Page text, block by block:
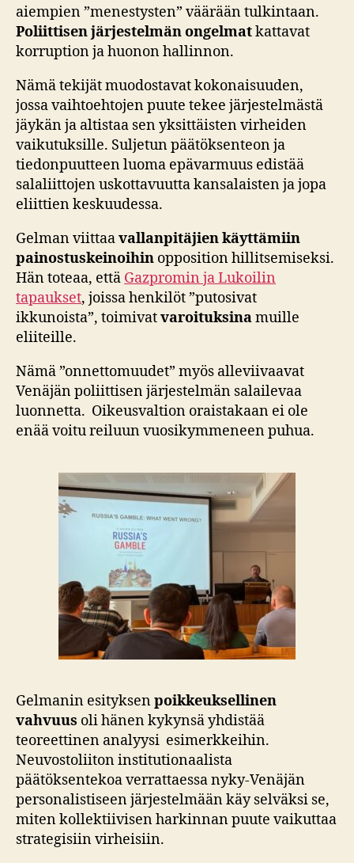
aiempien ”menestysten” väärään tulkintaan.
Poliittisen järjestelmän ongelmatkattavat
korruption ja huonon hallinnon.
Nämä tekijät muodostavat kokonaisuuden,
jossa vaihtoehtojen puute tekee järjestelmästä
jäykän ja altistaa sen yksittäisten virheiden
vaikutuksille. Suljetun päätöksenteon ja
tiedonpuutteen luoma epävarmuus edistää
salaliittojen uskottavuutta kansalaisten ja jopa
eliittien keskuudessa.
Gelman viittaavallanpitäjien käyttämiin
painostuskeinoihin opposition hillitsemiseksi.
Hän toteaa, että Gazpromin ja Lukoilin
tapaukset, joissa henkilöt ”putosivat
ikkunoista”, toimivatvaroituksinamuille
eliiteille.
Nämä ”onnettomuudet” myös alleviivaavat
Venäjän poliittisen järjestelmän salailevaa
luonnetta. Oikeusvaltion oraistakaan ei ole
enää voitu reiluun vuosikymmeneen puhua.
Gelmanin esityksenpoikkeuksellinen
vahvuus oli hänen kykynsä yhdistää
teoreettinen analyysi esimerkkeihin.
Neuvostoliiton institutionaalista
päätöksentekoa verrattaessa nyky-Venäjän
personalistiseen järjestelmään käy selväksi se,
miten kollektiivisen harkinnan puute vaikuttaa
strategisiin virheisiin.